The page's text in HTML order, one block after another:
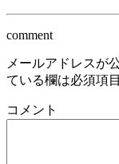
comment
メールアドレスが
ている欄は必須項
コメント